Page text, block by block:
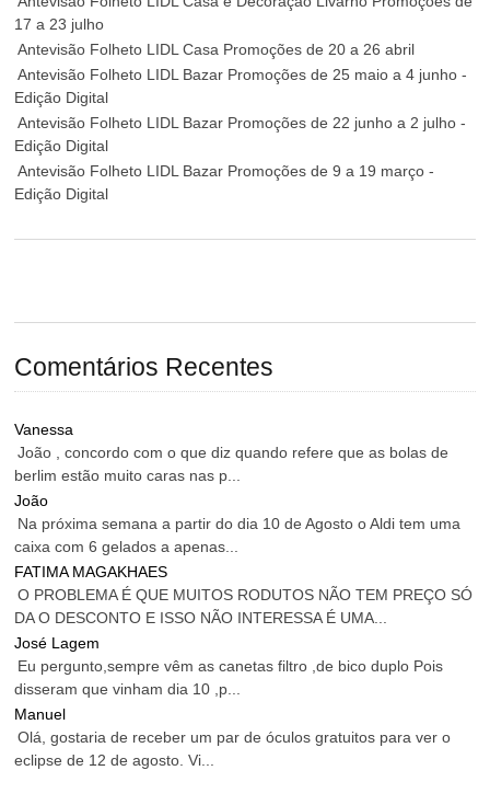
17 a 23 julho
Antevisão Folheto LIDL Casa Promoções de 20 a 26 abril
Antevisão Folheto LIDL Bazar Promoções de 25 maio a 4 junho -
Edição Digital
Antevisão Folheto LIDL Bazar Promoções de 22 junho a 2 julho -
Edição Digital
Antevisão Folheto LIDL Bazar Promoções de 9 a 19 março -
Edição Digital
Comentários Recentes
Vanessa
João , concordo com o que diz quando refere que as bolas de
berlim estão muito caras nas p...
João
Na próxima semana a partir do dia 10 de Agosto o Aldi tem uma
caixa com 6 gelados a apenas...
FATIMA MAGAKHAES
O PROBLEMA É QUE MUITOS RODUTOS NÃO TEM PREÇO SÓ
DA O DESCONTO E ISSO NÃO INTERESSA É UMA...
José Lagem
Eu pergunto,sempre vêm as canetas filtro ,de bico duplo Pois
disseram que vinham dia 10 ,p...
Manuel
Olá, gostaria de receber um par de óculos gratuitos para ver o
eclipse de 12 de agosto. Vi...